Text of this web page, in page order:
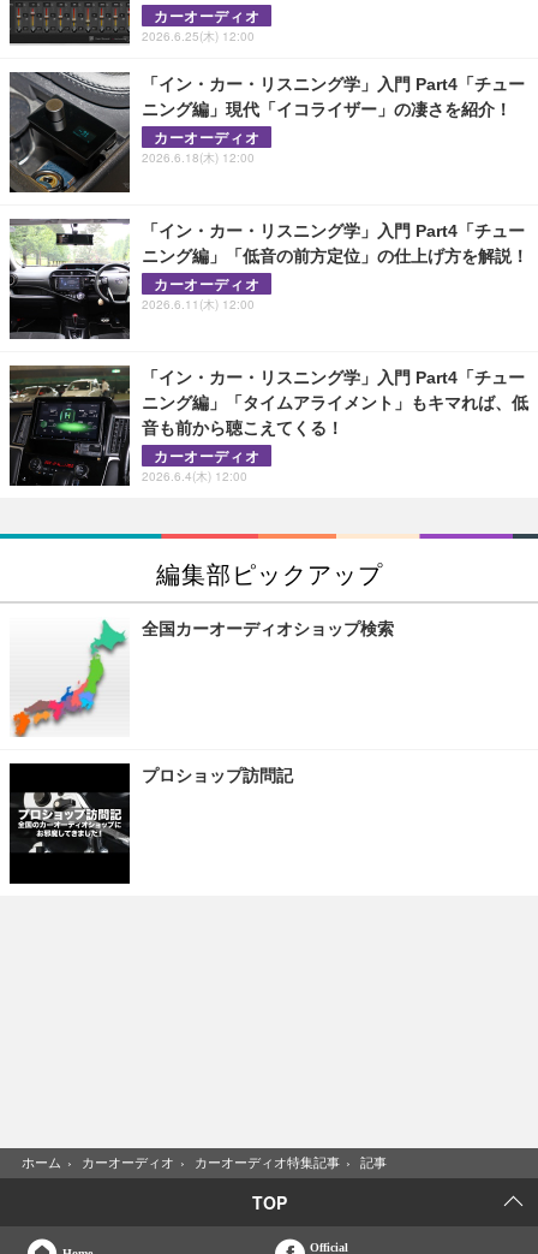
カーオーディオ
2026.6.25(木) 12:00
「イン・カー・リスニング学」入門 Part4「チュー
ニング編」現代「イコライザー」の凄さを紹介！
カーオーディオ
2026.6.18(木) 12:00
「イン・カー・リスニング学」入門 Part4「チュー
ニング編」「低音の前方定位」の仕上げ方を解説！
カーオーディオ
2026.6.11(木) 12:00
「イン・カー・リスニング学」入門 Part4「チュー
ニング編」「タイムアライメント」もキマれば、低
音も前から聴こえてくる！
カーオーディオ
2026.6.4(木) 12:00
編集部ピックアップ
全国カーオーディオショップ検索
プロショップ訪問記
ホーム › カーオーディオ › カーオーディオ特集記事 › 記事
TOP
Official